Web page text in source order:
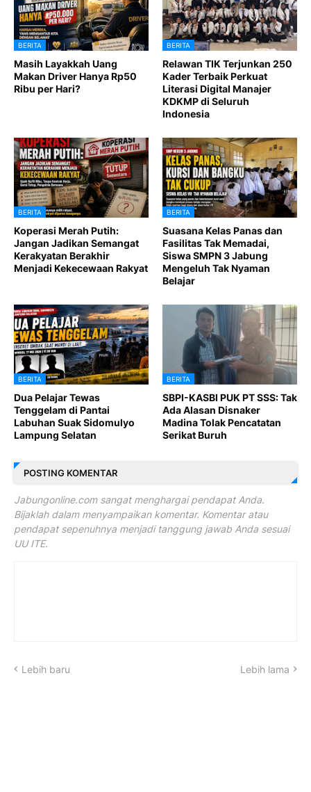
BERITA
Masih Layakkah Uang
Makan Driver Hanya Rp50
Ribu per Hari?
BERITA
Relawan TIK Terjunkan 250
Kader Terbaik Perkuat
Literasi Digital Manajer
KDKMP di Seluruh
Indonesia
BERITA
Koperasi Merah Putih:
Jangan Jadikan Semangat
Kerakyatan Berakhir
Menjadi Kekecewaan Rakyat
BERITA
Suasana Kelas Panas dan
Fasilitas Tak Memadai,
Siswa SMPN 3 Jabung
Mengeluh Tak Nyaman
Belajar
BERITA
Dua Pelajar Tewas
Tenggelam di Pantai
Labuhan Suak Sidomulyo
Lampung Selatan
BERITA
SBPI-KASBI PUK PT SSS: Tak
Ada Alasan Disnaker
Madina Tolak Pencatatan
Serikat Buruh
POSTING KOMENTAR
Jabungonline.com sangat menghargai pendapat Anda.
Bijaklah dalam menyampaikan komentar. Komentar atau
pendapat sepenuhnya menjadi tanggung jawab Anda sesuai
UU ITE.
Lebih baru Lebih lama